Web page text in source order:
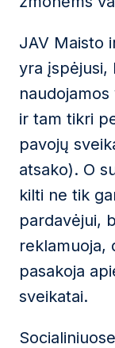
JAV Maisto
yra įspėjusi,
ir tam tikri
pavojų
atsako). O
kilti ne tik
pardavėjui,
reklamuoja,
pasakoja
sveikatai.